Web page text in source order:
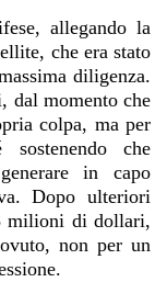
allegando la
che era stato
diligenza.
dal momento che
colpa, ma per
che
in capo
Dopo ulteriori
milioni di dollari,
non per un